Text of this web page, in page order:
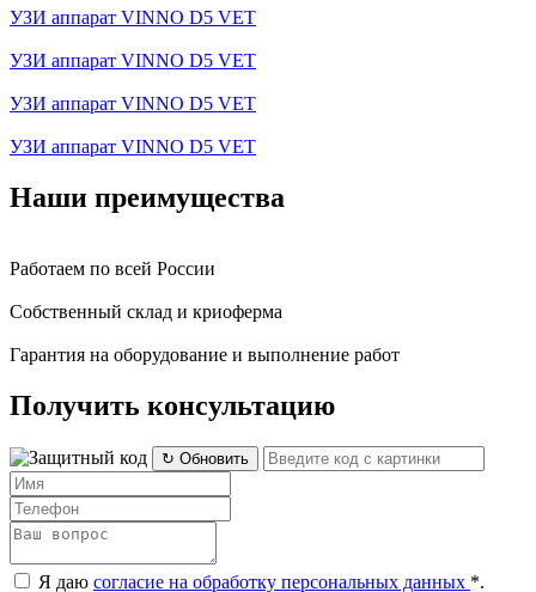
УЗИ аппарат VINNO D5 VET
УЗИ аппарат VINNO D5 VET
УЗИ аппарат VINNO D5 VET
УЗИ аппарат VINNO D5 VET
Наши преимущества
Работаем по всей России
Собственный склад и криоферма
Гарантия на оборудование и выполнение работ
Получить консультацию
↻ Обновить
Я даю согласие на обработку персональных данных *.